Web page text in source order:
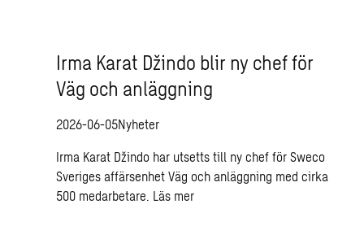
Irma Karat Džindo blir ny chef för
Väg och anläggning
2026-06-05Nyheter
Irma Karat Džindo har utsetts till ny chef för Sweco
Sveriges affärsenhet Väg och anläggning med cirka
500 medarbetare. Läs mer